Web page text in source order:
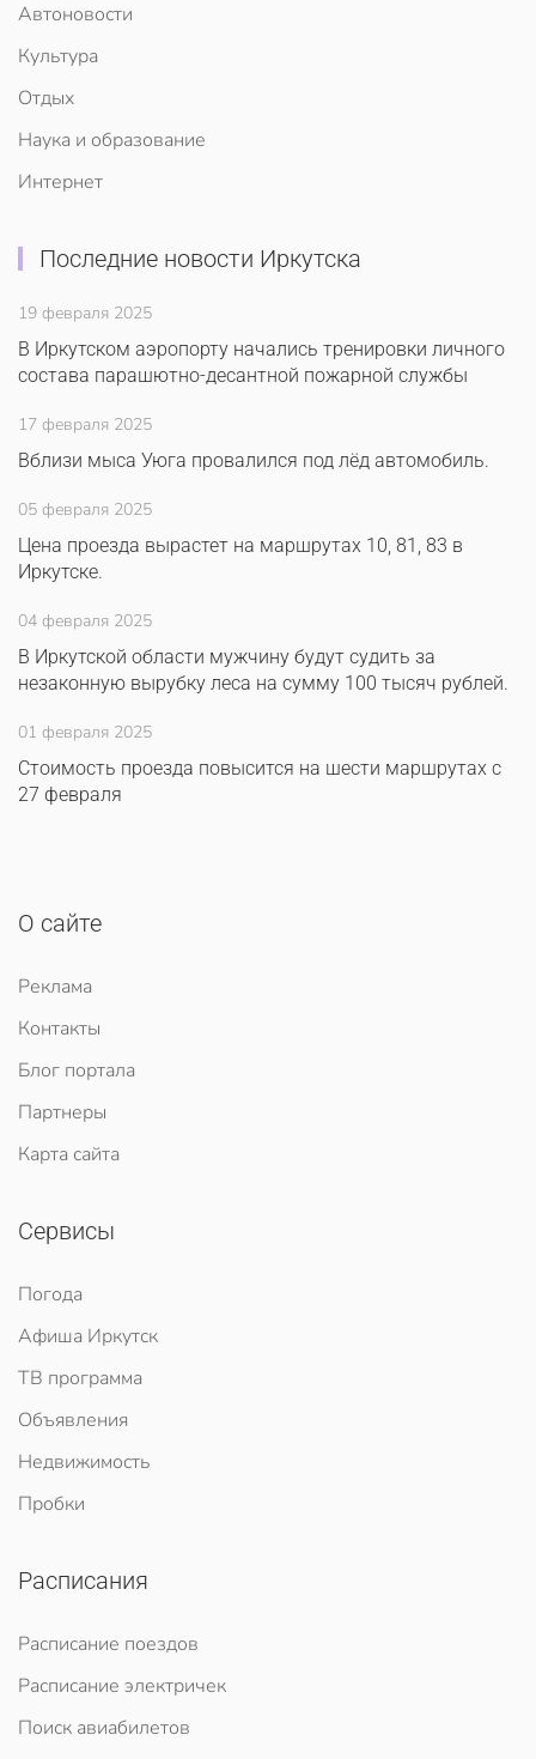
Автоновости
Культура
Отдых
Наука и образование
Интернет
Последние новости Иркутска
19 февраля 2025
В Иркутском аэропорту начались тренировки личного
состава парашютно-десантной пожарной службы
17 февраля 2025
Вблизи мыса Уюга провалился под лёд автомобиль.
05 февраля 2025
Цена проезда вырастет на маршрутах 10, 81, 83 в
Иркутске.
04 февраля 2025
В Иркутской области мужчину будут судить за
незаконную вырубку леса на сумму 100 тысяч рублей.
01 февраля 2025
Стоимость проезда повысится на шести маршрутах с
27 февраля
О сайте
Реклама
Контакты
Блог портала
Партнеры
Карта сайта
Сервисы
Погода
Афиша Иркутск
ТВ программа
Объявления
Недвижимость
Пробки
Расписания
Расписание поездов
Расписание электричек
Поиск авиабилетов